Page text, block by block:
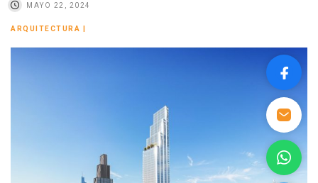
MAYO 22, 2024
ARQUITECTURA